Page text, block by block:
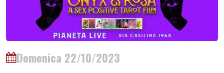
Domenica 22/10/2023